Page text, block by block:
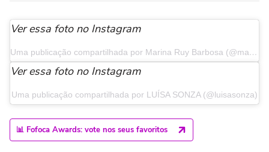
Ver essa foto no Instagram
Uma publicação compartilhada por Marina Ruy Barbosa (@marinaruybarbosa)
Ver essa foto no Instagram
Uma publicação compartilhada por LUÍSA SONZA (@luisasonza)
📊 Fofoca Awards: vote nos seus favoritos